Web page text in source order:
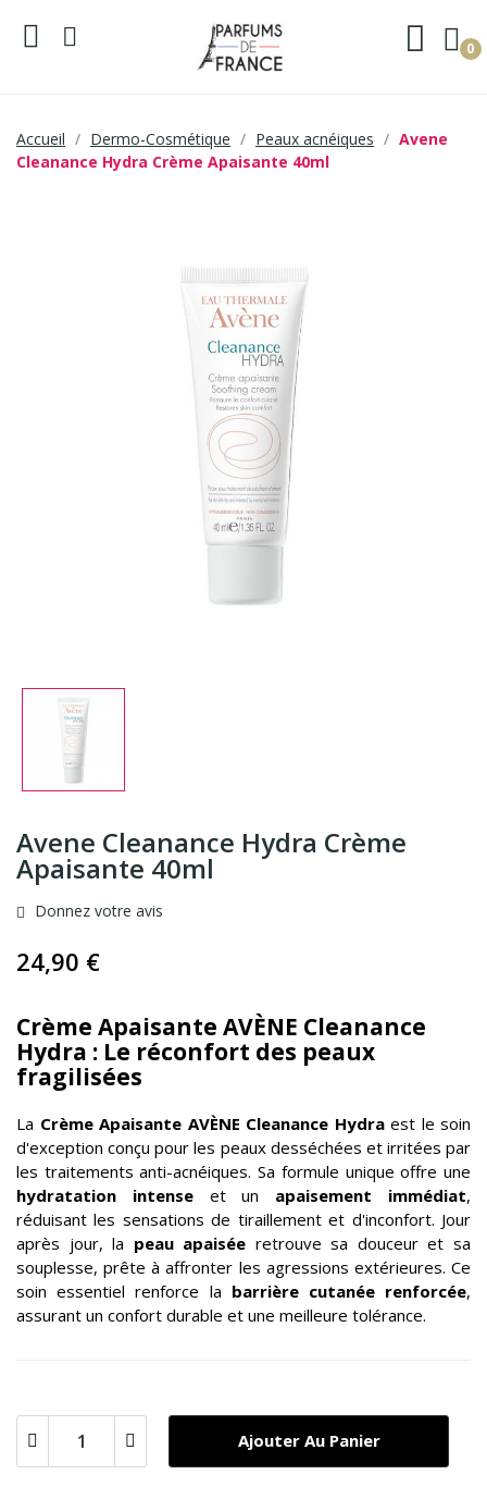
0
Accueil Dermo-Cosmétique Peaux acnéiques
Avene
Cleanance Hydra Crème Apaisante 40ml
Avene Cleanance Hydra Crème
Apaisante 40ml
Donnez votre avis
24,90 €
Crème Apaisante AVÈNE Cleanance
Hydra : Le réconfort des peaux
fragilisées
La Crème Apaisante AVÈNE Cleanance Hydraest le soin
d'exception conçu pour les peaux desséchées et irritées par
les traitements anti-acnéiques. Sa formule unique offre une
hydratation intenseet un apaisement immédiat,
réduisant les sensations de tiraillement et d'inconfort. Jour
après jour, la peau apaisée retrouve sa douceur et sa
souplesse, prête à affronter les agressions extérieures. Ce
soin essentiel renforce la barrière cutanée renforcée,
assurant un confort durable et une meilleure tolérance.
Ajouter Au Panier